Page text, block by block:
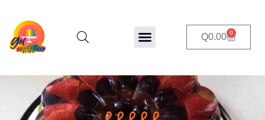
Q0.00 0